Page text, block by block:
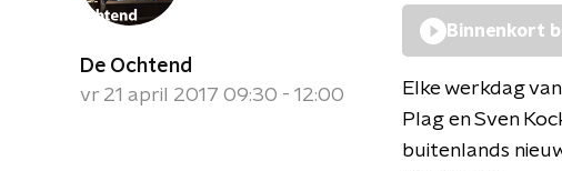
De Ochtend
vr 21 april 2017 09:30 - 12:00
Binnenkort
Elke werkdag
Plag en Sven
buitenlands